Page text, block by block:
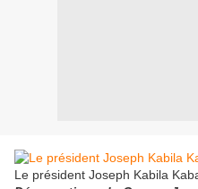
Le président Joseph Kabila